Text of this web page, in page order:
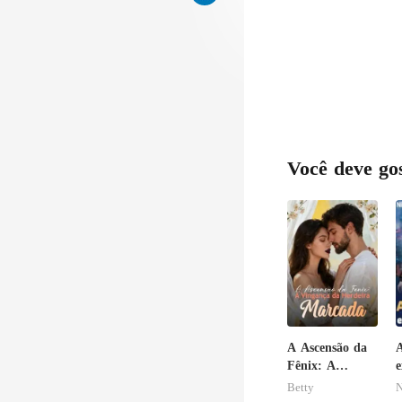
Você deve
A Ascensão da
Fênix: A
Vingança da
Betty